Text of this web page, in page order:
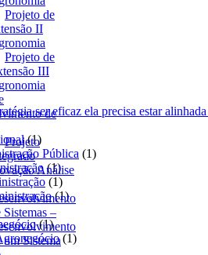
Projeto de
II
Projeto de
III
de
Projeto
Análise
Sistemas –
um Sistema
ser eficaz ela precisa estar
11
produto
Pública 11
11
produto
11
produto
11
11
produto
11